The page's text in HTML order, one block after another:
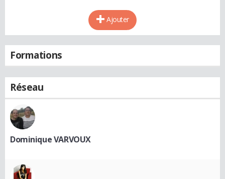
Ajouter
Formations
Réseau
Dominique VARVOUX